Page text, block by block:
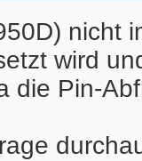
nicht
wird
die Pin-